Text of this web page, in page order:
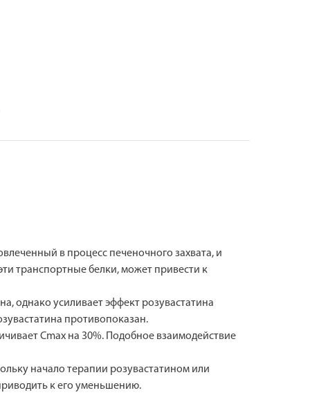
в процесс печеночного захвата, и
транспортные белки, может привести к
однако усиливает эффект розувастатина
противопоказан.
Cmax на 30%. Подобное взаимодействие
начало терапии розувастатином или
к его уменьшению.